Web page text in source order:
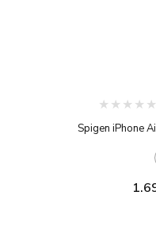
Spigen iPhone
Sararmaya
Teknolojisi™ Askeri